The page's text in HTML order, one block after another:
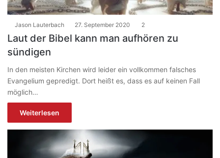
Jason Lauterbach 27. September 2020 2
Laut der Bibel kann man aufhören zu
sündigen
In den meisten Kirchen wird leider ein vollkommen falsches
Evangelium gepredigt. Dort heißt es, dass es auf keinen Fall
möglich…
Weiterlesen